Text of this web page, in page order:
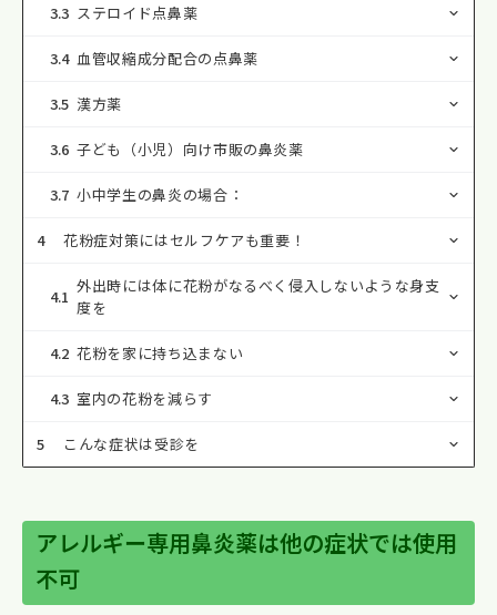
3.3 ステロイド点鼻薬
3.4 血管収縮成分配合の点鼻薬
3.5 漢方薬
3.6 子ども（小児）向け市販の鼻炎薬
3.7 小中学生の鼻炎の場合：
4 花粉症対策にはセルフケアも重要！
4.1
外出時には体に花粉がなるべく侵入しないような身支
度を
4.2 花粉を家に持ち込まない
4.3 室内の花粉を減らす
5 こんな症状は受診を
アレルギー専用鼻炎薬は他の症状では使用
不可